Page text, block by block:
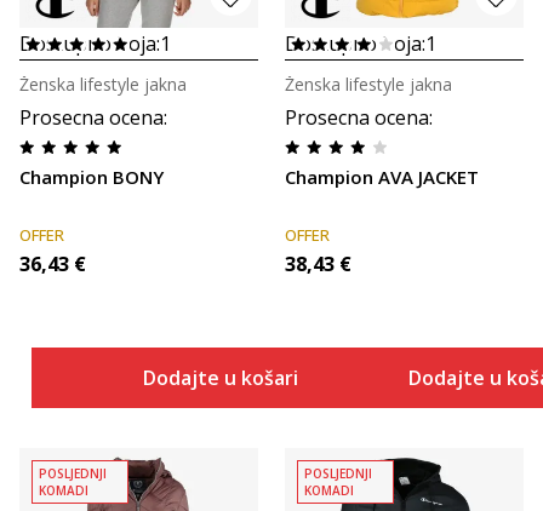
Dostupno boja:1
Prosecna ocena:
Champion BONY
Ženska lifestyle jakna
OFFER
36,43 €
Dodajte u košaricu
Dostupno boja:1
Prosecna ocena:
Champion AVA JACKET
Ženska lifestyle jakna
OFFER
38,43 €
Dodajte u
POSLJEDNJI
KOMADI
POSLJEDNJI
KOMADI